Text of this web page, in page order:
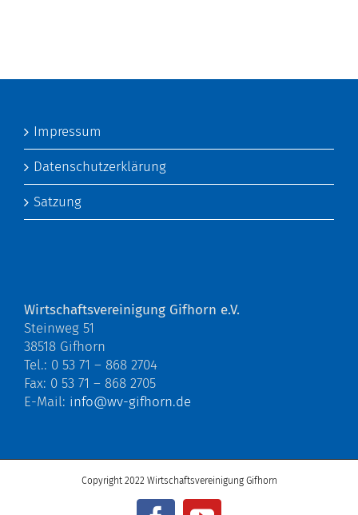
Impressum
Datenschutzerklärung
Satzung
Wirtschaftsvereinigung Gifhorn e.V.
Steinweg 51
38518 Gifhorn
Tel.: 0 53 71 – 868 2704
Fax: 0 53 71 – 868 2705
E-Mail: info@wv-gifhorn.de
Copyright 2022 Wirtschaftsvereinigung Gifhorn